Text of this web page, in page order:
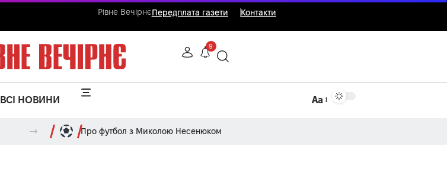
Рівне ВечірнєПередплата газети Контакти
9
ВСІ НОВИНИ Аа
Про футбол з Миколою Несенюком